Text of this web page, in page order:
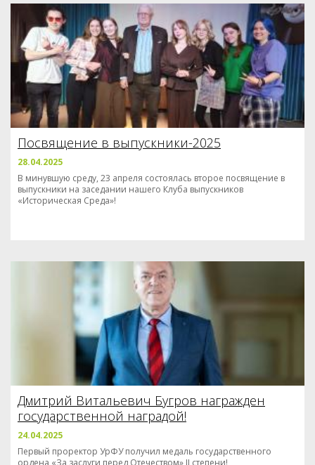
Посвящение в выпускники-2025
28.04.2025
В минувшую среду, 23 апреля состоялась второе посвящение в
выпускники на заседании нашего Клуба выпускников
«Историческая Среда»!
Дмитрий Витальевич Бугров награжден
государственной наградой!
24.04.2025
Первый проректор УрФУ получил медаль государственного